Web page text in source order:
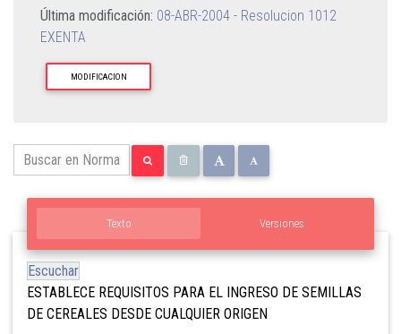
Última modificación: 08-ABR-2004 - Resolucion 1012
EXENTA
MODIFICACION
Texto Versiones
Escuchar
ESTABLECE REQUISITOS PARA EL INGRESO DE SEMILLAS
DE CEREALES DESDE CUALQUIER ORIGEN